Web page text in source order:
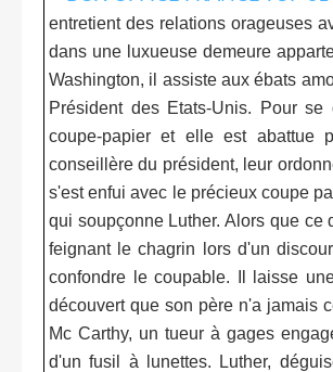
entretient des relations orageuses
dans une luxueuse demeure
Washington, il assiste aux ébats
Président des Etats-Unis. Pour
coupe-papier et elle est abattue
conseillère du président, leur
s'est enfui avec le précieux coupe
qui soupçonne Luther. Alors que ce
feignant le chagrin lors d'un
confondre le coupable. Il laisse
découvert que son père n'a jamais
Mc Carthy, un tueur à gages
d'un fusil à lunettes. Luther,